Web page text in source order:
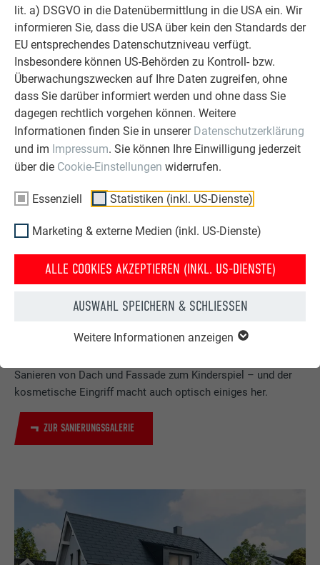
lit. a) DSGVO in die Datenübermittlung in die USA ein. Wir
informieren Sie, dass die USA über kein den Standards der
EU entsprechendes Datenschutzniveau verfügt.
Insbesondere können US-Behörden zu Kontroll- bzw.
Überwachungszwecken auf Ihre Daten zugreifen, ohne
dass Sie darüber informiert werden und ohne dass Sie
dagegen rechtlich vorgehen können. Weitere
Informationen finden Sie in unserer Datenschutzerklärung
und im Impressum. Sie können Ihre Einwilligung jederzeit
über die Cookie-Einstellungen widerrufen.
Essenziell Statistiken (inkl. US-Dienste)
Marketing & externe Medien (inkl. US-Dienste)
ALLE COOKIES AKZEPTIEREN (INKL. US-DIENSTE)
AUSWAHL SPEICHERN & SCHLIESSEN
Weitere Informationen anzeigen
Sanieren von Dach und Fassade zum Kinderspiel – und der
kosmetische Eingriff macht auch optisch einiges her.
ZUR SANIERUNGSGALERIE
PREFA SANIERUNGSGALERIE
OBJEKTE VOR UND NACH DER SANIERUNG
HAUS NACH DER
DACHSANIERUNG MIT DER
HAUS VOR DER
DACHSANIERUNG MIT PREFA